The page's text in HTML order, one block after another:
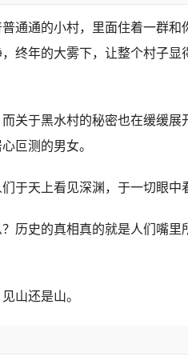
通通的小村，里面住着一群
终年的大雾下，让整个村子
关于黑水村的秘密也在缓缓
叵测的男女。
于天上看见深渊，于一切眼中
历史的真相真的就是人们嘴
山还是山。